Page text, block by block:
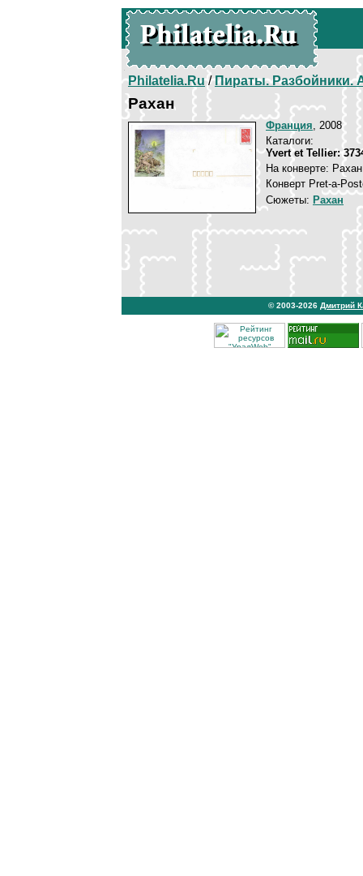
Philatelia.Ru/Пираты. Разбойники.
Рахан
Франция, 2008
Каталоги:
Yvert et Tellier:
На конверте:
Конверт Pret-a-
Сюжеты: Рахан
© 2003-2026 Дмитрий